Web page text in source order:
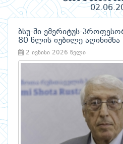
ბსუ-ში ემერიტუს-
80 წლის იუბილე აღინიშნა
2 ივნისი 2026 წელი